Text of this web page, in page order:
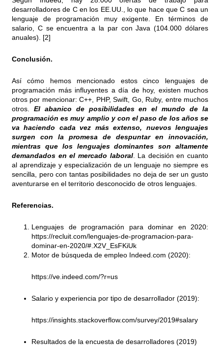
desarrolladores de C en los EE.UU., lo que hace que C sea un
lenguaje de programación muy exigente. En términos de
salario, C se encuentra a la par con Java (104.000 dólares
anuales). [2]
Conclusión.
Así cómo hemos mencionado estos cinco lenguajes de
programación más influyentes a día de hoy, existen muchos
otros por mencionar: C++, PHP, Swift, Go, Ruby, entre muchos
otros. El abanico de posibilidades en el mundo de la
programación es muy amplio y con el paso de los años se
va haciendo cada vez más extenso, nuevos lenguajes
surgen con la promesa de despuntar en innovación,
mientras que los lenguajes dominantes son altamente
demandados en el mercado laboral. La decisión en cuanto
al aprendizaje y especialización de un lenguaje no siempre es
sencilla, pero con tantas posibilidades no deja de ser un gusto
aventurarse en el territorio desconocido de otros lenguajes.
Referencias.
Lenguajes de programación para dominar en 2020:
https://recluit.com/lenguajes-de-programacion-para-
dominar-en-2020/#.X2V_EsFKiUk
Motor de búsqueda de empleo Indeed.com (2020):
https://ve.indeed.com/?r=us
Salario y experiencia por tipo de desarrollador (2019):
https://insights.stackoverflow.com/survey/2019#salary
Resultados de la encuesta de desarrolladores (2019)